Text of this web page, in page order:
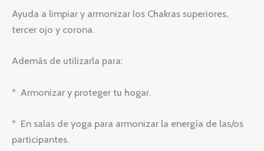
Ayuda a limpiar y armonizar los Chakras superiores,
tercer ojo y corona.
Además de utilizarla para:
* Armonizar y proteger tu hogar.
* En salas de yoga para armonizar la energía de las/os
participantes.